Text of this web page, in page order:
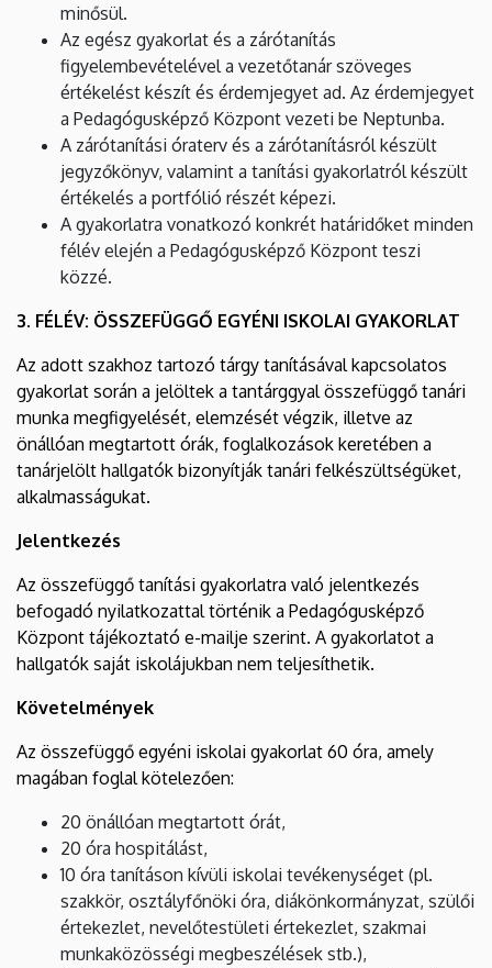
minősül.
Az egész gyakorlat és a zárótanítás
figyelembevételével a vezetőtanár szöveges
értékelést készít és érdemjegyet ad. Az érdemjegyet
a Pedagógusképző Központ vezeti be Neptunba.
A zárótanítási óraterv és a zárótanításról készült
jegyzőkönyv, valamint a tanítási gyakorlatról készült
értékelés a portfólió részét képezi.
A gyakorlatra vonatkozó konkrét határidőket minden
félév elején a Pedagógusképző Központ teszi
közzé.
3. FÉLÉV: ÖSSZEFÜGGŐ EGYÉNI ISKOLAI GYAKORLAT
Az adott szakhoz tartozó tárgy tanításával kapcsolatos
gyakorlat során a jelöltek a tantárggyal összefüggő tanári
munka megfigyelését, elemzését végzik, illetve az
önállóan megtartott órák, foglalkozások keretében a
tanárjelölt hallgatók bizonyítják tanári felkészültségüket,
alkalmasságukat.
Jelentkezés
Az összefüggő tanítási gyakorlatra való jelentkezés
befogadó nyilatkozattal történik a Pedagógusképző
Központ tájékoztató e-mailje szerint. A gyakorlatot a
hallgatók saját iskolájukban nem teljesíthetik.
Követelmények
Az összefüggő egyéni iskolai gyakorlat 60 óra, amely
magában foglal kötelezően:
20 önállóan megtartott órát,
20 óra hospitálást,
10 óra tanításon kívüli iskolai tevékenységet (pl.
szakkör, osztályfőnöki óra, diákönkormányzat, szülői
értekezlet, nevelőtestületi értekezlet, szakmai
munkaközösségi megbeszélések stb.),